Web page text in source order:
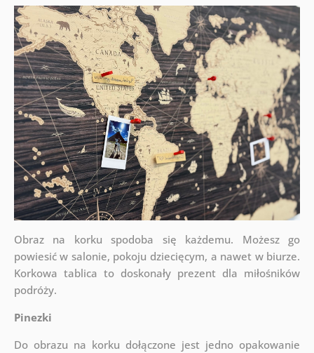
Obraz na korku spodoba się każdemu. Możesz go
powiesić w salonie, pokoju dziecięcym, a nawet w biurze.
Korkowa tablica to doskonały prezent dla miłośników
podróży.
Pinezki
Do obrazu na korku dołączone jest jedno opakowanie